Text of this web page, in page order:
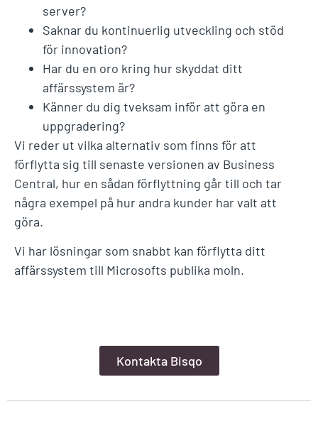
server?
Saknar du kontinuerlig utveckling och stöd
för innovation?
Har du en oro kring hur skyddat ditt
affärssystem är?
Känner du dig tveksam inför att göra en
uppgradering?
Vi reder ut vilka alternativ som finns för att
förflytta sig till senaste versionen av Business
Central, hur en sådan förflyttning går till och tar
några exempel på hur andra kunder har valt att
göra.
Vi har lösningar som snabbt kan förflytta ditt
affärssystem till Microsofts publika moln.
Kontakta Bisqo